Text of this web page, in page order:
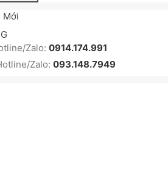
Mới
Zalo: 0914.174.991
Zalo: 093.148.7949